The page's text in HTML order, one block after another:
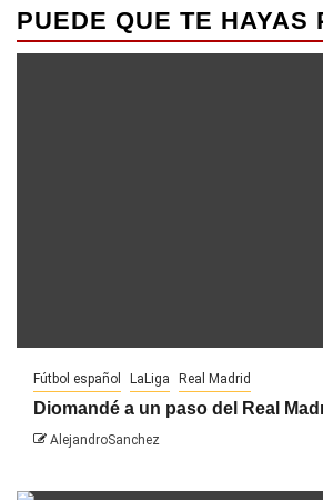
PUEDE QUE TE HAYAS
Fútbol español LaLiga Real Madrid
Diomandé a un paso del Real
AlejandroSanchez